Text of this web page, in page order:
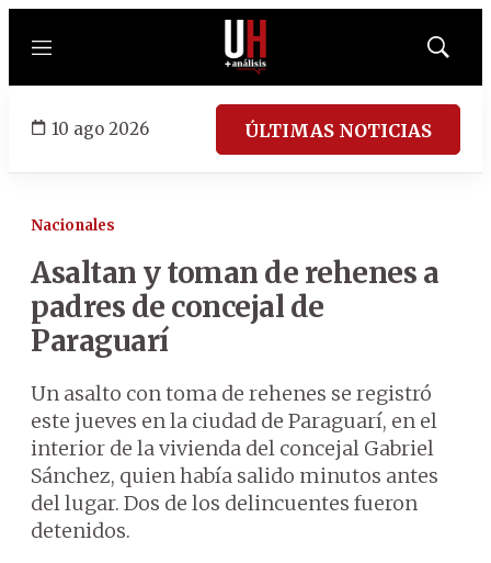
Menú
Mostrar
10 ago 2026 ÚLTIMAS NOTICIAS
Nacionales
Asaltan y toman de rehenes a
padres de concejal de
Paraguarí
Un asalto con toma de rehenes se registró
este jueves en la ciudad de Paraguarí, en el
interior de la vivienda del concejal Gabriel
Sánchez, quien había salido minutos antes
del lugar. Dos de los delincuentes fueron
detenidos.